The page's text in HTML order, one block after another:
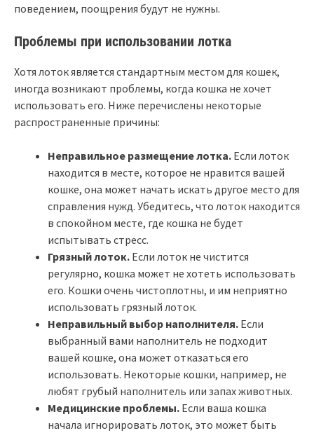
поведением, поощрения будут не нужны.
Проблемы при использовании лотка
Хотя лоток является стандартным местом для кошек,
иногда возникают проблемы, когда кошка не хочет
использовать его. Ниже перечислены некоторые
распространенные причины:
Неправильное размещение лотка. Если лоток
находится в месте, которое не нравится вашей
кошке, она может начать искать другое место для
справления нужд. Убедитесь, что лоток находится
в спокойном месте, где кошка не будет
испытывать стресс.
Грязный лоток. Если лоток не чистится
регулярно, кошка может не хотеть использовать
его. Кошки очень чистоплотны, и им неприятно
использовать грязный лоток.
Неправильный выбор наполнителя. Если
выбранный вами наполнитель не подходит
вашей кошке, она может отказаться его
использовать. Некоторые кошки, например, не
любят грубый наполнитель или запах животных.
Медицинские проблемы. Если ваша кошка
начала игнорировать лоток, это может быть